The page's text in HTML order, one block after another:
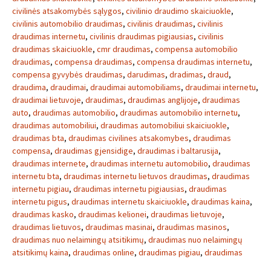
civilinės atsakomybės sąlygos, civilinio draudimo skaiciuokle,
civilinis automobilio draudimas, civilinis draudimas, civilinis
draudimas internetu, civilinis draudimas pigiausias, civilinis
draudimas skaiciuokle, cmr draudimas, compensa automobilio
draudimas, compensa draudimas, compensa draudimas internetu,
compensa gyvybės draudimas, darudimas, dradimas, draud,
draudima, draudimai, draudimai automobiliams, draudimai internetu,
draudimai lietuvoje, draudimas, draudimas anglijoje, draudimas
auto, draudimas automobilio, draudimas automobilio internetu,
draudimas automobiliui, draudimas automobiliui skaiciuokle,
draudimas bta, draudimas civilines atsakomybes, draudimas
compensa, draudimas gjensidige, draudimas i baltarusija,
draudimas internete, draudimas internetu automobilio, draudimas
internetu bta, draudimas internetu lietuvos draudimas, draudimas
internetu pigiau, draudimas internetu pigiausias, draudimas
internetu pigus, draudimas internetu skaiciuokle, draudimas kaina,
draudimas kasko, draudimas kelionei, draudimas lietuvoje,
draudimas lietuvos, draudimas masinai, draudimas masinos,
draudimas nuo nelaimingų atsitikimų, draudimas nuo nelaimingų
atsitikimų kaina, draudimas online, draudimas pigiau, draudimas